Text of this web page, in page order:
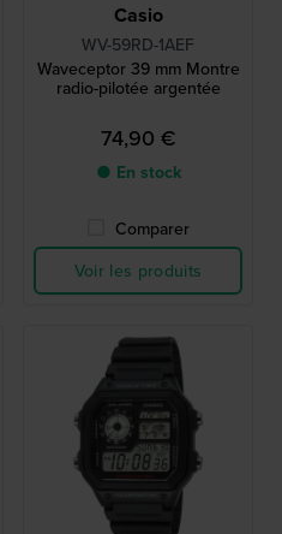
Casio
WV-59RD-1AEF
Waveceptor 39 mm Montre
radio-pilotée argentée
74,90 €
● En stock
Comparer
Voir les produits